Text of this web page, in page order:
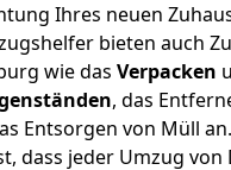
Ihres neuen
bieten auch
wie das Verpacken
, das
Entsorgen von Müll
dass jeder Umzug